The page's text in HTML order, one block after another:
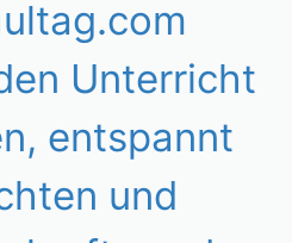
Unterricht
entspannt
und